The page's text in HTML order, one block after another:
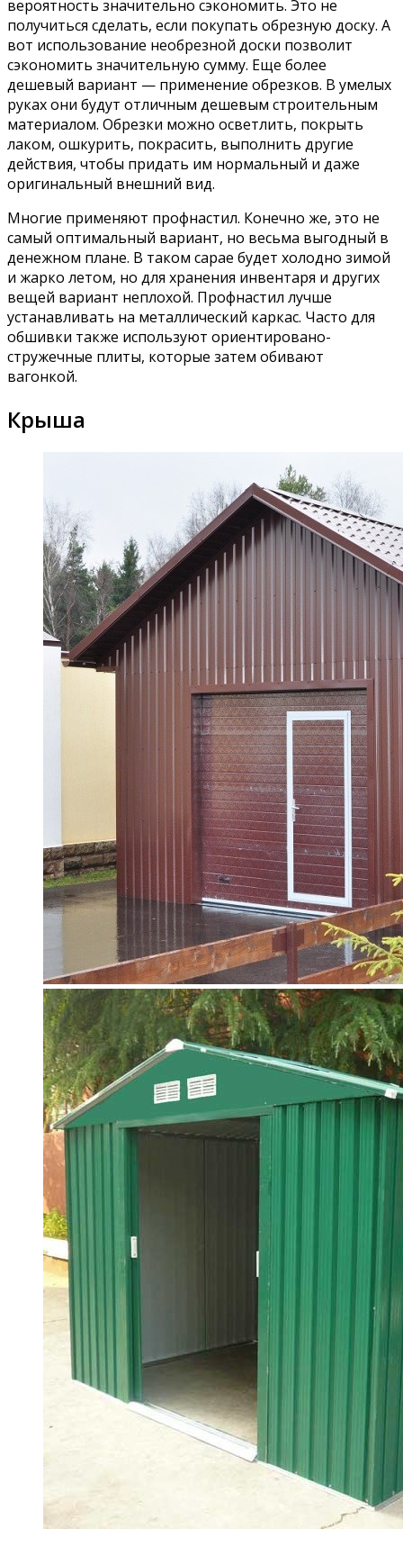
вероятность значительно сэкономить. Это не
получиться сделать, если покупать обрезную доску. А
вот использование необрезной доски позволит
сэкономить значительную сумму. Еще более
дешевый вариант — применение обрезков. В умелых
руках они будут отличным дешевым строительным
материалом. Обрезки можно осветлить, покрыть
лаком, ошкурить, покрасить, выполнить другие
действия, чтобы придать им нормальный и даже
оригинальный внешний вид.
Многие применяют профнастил. Конечно же, это не
самый оптимальный вариант, но весьма выгодный в
денежном плане. В таком сарае будет холодно зимой
и жарко летом, но для хранения инвентаря и других
вещей вариант неплохой. Профнастил лучше
устанавливать на металлический каркас. Часто для
обшивки также используют ориентировано-
стружечные плиты, которые затем обивают
вагонкой.
Крыша